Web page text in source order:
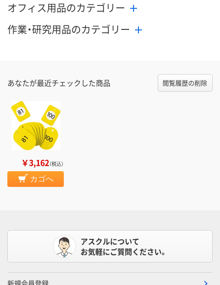
オフィス用品のカテゴリー
作業・研究用品のカテゴリー
あなたが最近チェックした商品 閲覧履歴の削除
￥3,162（税込）
カゴへ
アスクルについて
お気軽にご質問ください。